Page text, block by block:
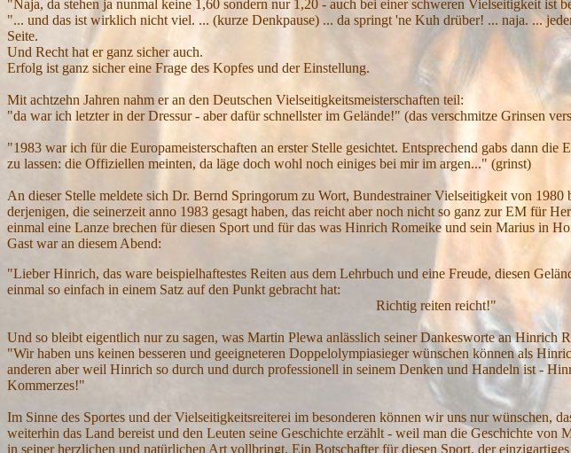
"Naja, da stehen ja nunmal keine 1,60 sondern nur 1,20 - auch bei einer schweren Vielseitigkeit
"... und das ist wirklich nicht viel. ... (kurze Denkpause) ... da springt 'ne Kuh drüber! ... naja. ...
Seite.
Und Recht hat er ganz sicher auch.
Erfolg ist ganz sicher eine Frage des Kopfes und der Einstellung.
Mit achtzehn Jahren nahm er an den Deutschen Vielseitigkeitsmeisterschaften teil:
"da war ich letzter in der Dressur - aber dafür schnellster im Gelände!" (das verschmitze Grinsen
"1983 war ich für die Europameisterschaften an erster Stelle gesichtet. Entsprechend gabs dann
zu lassen: die Offiziellen meinten, da läge doch wohl noch einiges bei mir im argen..." (grinst)
An dieser Stelle meldete sich Dr. Bernd Springorum zu Wort, Bundestrainer Vielseitigkeit von
derjenigen, die seinerzeit anno 1983 gesagt haben, das reicht aber noch nicht so ganz zur EM für
einmal eine Lanze brechen für diesen Sport und für das was Hinrich Romeike und sein Marius in
Gast war an diesem Abend:
"Lieber Hinrich, das ware beispielhaftestes Reiten aus dem Lehrbuch und eine Freude, diesen
einmal so einfach in einem Satz auf den Punkt gebracht hat:
Richtig reiten reicht!"
Und so bleibt eigentlich nur zu sagen, was Martin Plewa anlässlich seiner Dankesworte an Hinrich
"Wir haben uns keinen besseren und geeigneteren Doppelolympiasieger wünschen können als
anderen aber weil Hinrich so durch und durch professionell in seinem Denken und Handeln ist -
Kommerzes!"
Im Sinne des Sportes und der Vielseitigkeitsreiterei im besonderen können wir uns nur wünschen,
weiterhin das Land bereist und den Leuten seine Geschichte erzählt - weil man die Geschichte
in seiner herzlichen und natürlichen Art vollbringt. Ein Botschafter für diesen Sport, der